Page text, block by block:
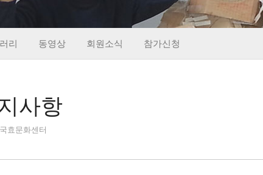
판&컨텐츠
리 동영상 회원소식 참가신청
사항
효문화센터